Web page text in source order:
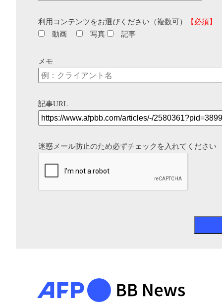
利用コンテンツをお選びください（複数可）
【必須】
動画
写真 記事
メモ
記事URL
迷惑メール防止のため必ずチェックを入れてください